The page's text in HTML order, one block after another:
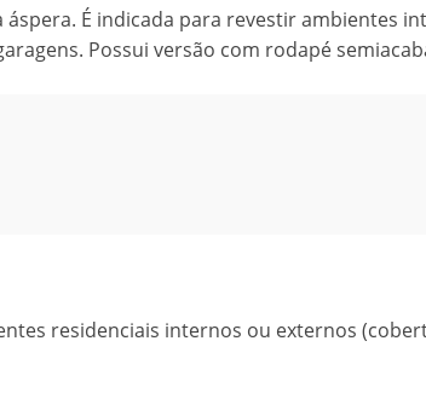
É indicada para revestir ambientes
Possui versão com rodapé
residenciais internos ou externos